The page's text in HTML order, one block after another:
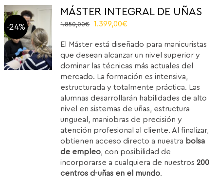
-24%
MÁSTER INTEGRAL DE UÑAS
1.850,00€
El
original
era:
1.850,00€.
1.399,00€
actual
es:
1.399,00€.
El Máster está diseñado para manicuristas
que desean alcanzar un nivel superior y
dominar las técnicas más actuales del
mercado. La formación es intensiva,
estructurada y totalmente práctica. Las
alumnas desarrollarán habilidades de alto
nivel en sistemas de uñas, estructura
ungueal, maniobras de precisión y
atención profesional al cliente. Al finalizar,
obtienen acceso directo a nuestra bolsa
de empleo, con posibilidad de
incorporarse a cualquiera de nuestros200
centros d-uñas en el mundo.